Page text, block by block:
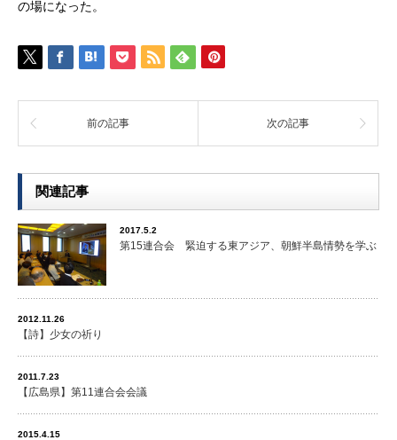
の場になった。
前の記事 次の記事
関連記事
2017.5.2
第15連合会 緊迫する東アジア、朝鮮半島情勢を学ぶ
2012.11.26
【詩】少女の祈り
2011.7.23
【広島県】第11連合会会議
2015.4.15